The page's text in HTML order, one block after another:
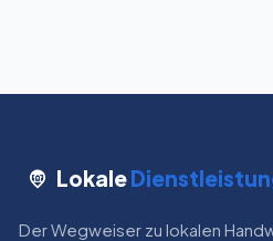
Lokale
Der Wegweiser zu lokalen